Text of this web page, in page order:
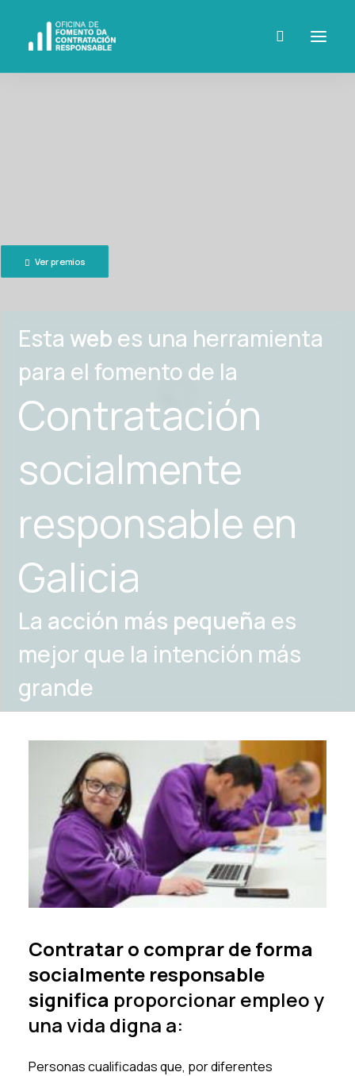
Ver premios
Esta web es una herramienta
para el fomento de la
Contratación
socialmente
responsable en
Galicia
La acción más pequeña es
mejor que la intención más
grande
Contratar o comprar de forma
socialmente responsable
significa proporcionar empleo y
una vida digna a:
Personas cualificadas que, por diferentes